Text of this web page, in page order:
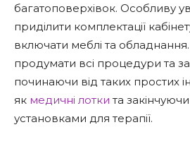
багатоповерхівок. Особливу
приділити комплектації
включати меблі та
продумати всі процедури та
починаючи від таких простих
як медичні лотки та
установками для терапії.